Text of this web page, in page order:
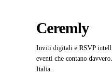
Ceremly
Inviti digitali e RSVP
eventi che contano
Italia.